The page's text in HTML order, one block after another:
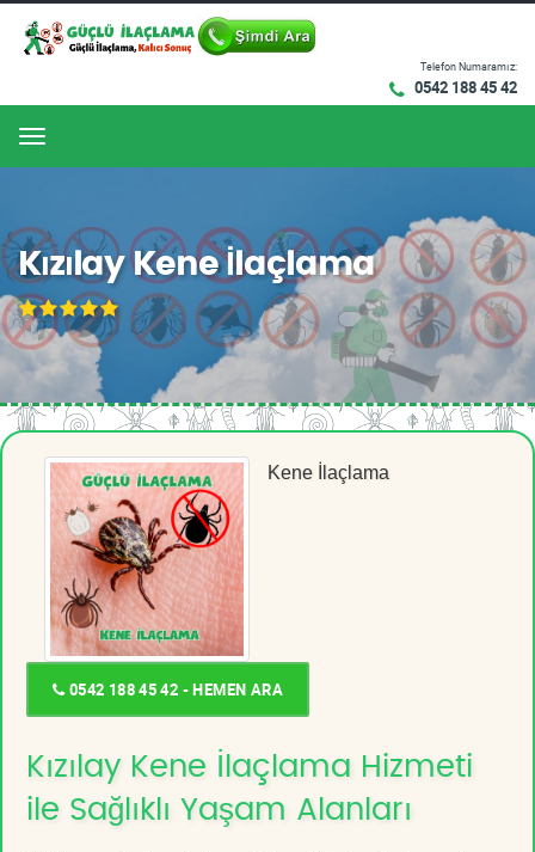
Telefon Numaramız:
0542 188 45 42
Menu
Kızılay Kene İlaçlama
Kene İlaçlama
0542 188 45 42 - HEMEN ARA
Kızılay Kene İlaçlama Hizmeti
ile Sağlıklı Yaşam Alanları